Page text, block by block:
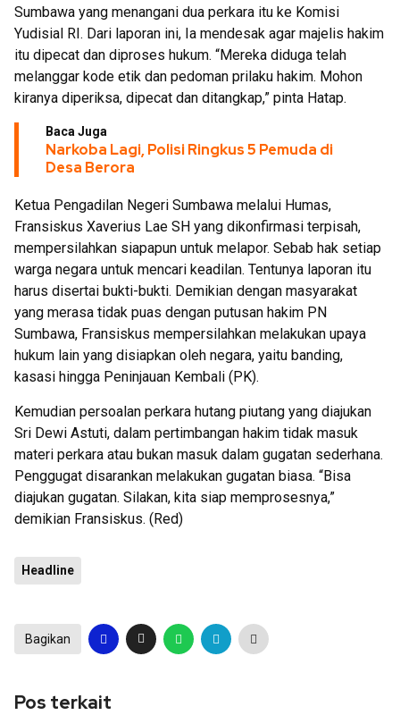
Sumbawa yang menangani dua perkara itu ke Komisi
Yudisial RI. Dari laporan ini, Ia mendesak agar majelis hakim
itu dipecat dan diproses hukum. “Mereka diduga telah
melanggar kode etik dan pedoman prilaku hakim. Mohon
kiranya diperiksa, dipecat dan ditangkap,” pinta Hatap.
Baca Juga
Narkoba Lagi, Polisi Ringkus 5 Pemuda di
Desa Berora
Ketua Pengadilan Negeri Sumbawa melalui Humas,
Fransiskus Xaverius Lae SH yang dikonfirmasi terpisah,
mempersilahkan siapapun untuk melapor. Sebab hak setiap
warga negara untuk mencari keadilan. Tentunya laporan itu
harus disertai bukti-bukti. Demikian dengan masyarakat
yang merasa tidak puas dengan putusan hakim PN
Sumbawa, Fransiskus mempersilahkan melakukan upaya
hukum lain yang disiapkan oleh negara, yaitu banding,
kasasi hingga Peninjauan Kembali (PK).
Kemudian persoalan perkara hutang piutang yang diajukan
Sri Dewi Astuti, dalam pertimbangan hakim tidak masuk
materi perkara atau bukan masuk dalam gugatan sederhana.
Penggugat disarankan melakukan gugatan biasa. “Bisa
diajukan gugatan. Silakan, kita siap memprosesnya,”
demikian Fransiskus. (Red)
Headline
Bagikan
Pos terkait